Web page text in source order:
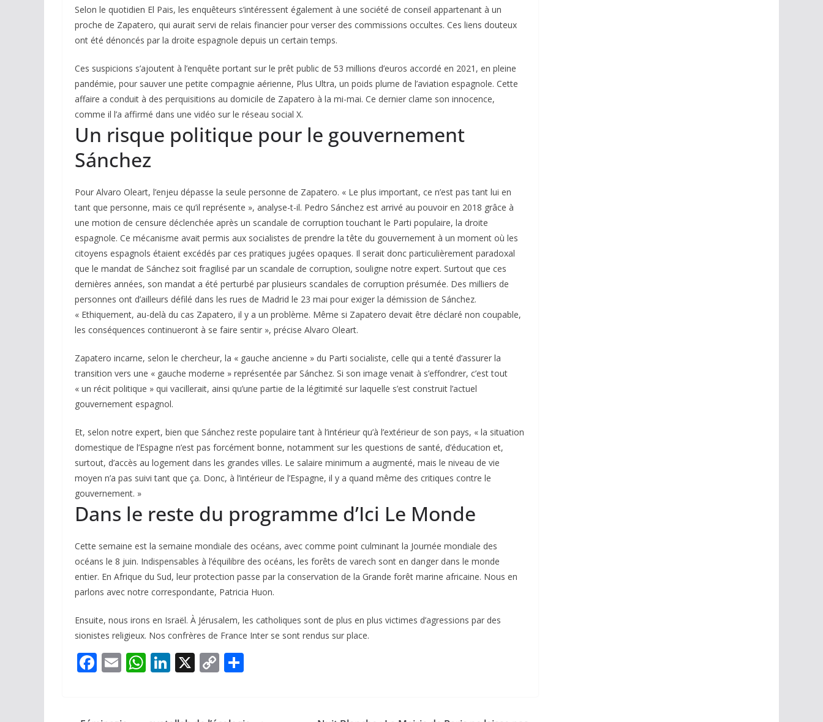
Selon le quotidien El Pais, les enquêteurs s’intéressent également à une société de conseil appartenant à un
proche de Zapatero, qui aurait servi de relais financier pour verser des commissions occultes. Ces liens douteux
ont été dénoncés par la droite espagnole depuis un certain temps.
Ces suspicions s’ajoutent à l’enquête portant sur le prêt public de 53 millions d’euros accordé en 2021, en pleine
pandémie, pour sauver une petite compagnie aérienne, Plus Ultra, un poids plume de l’aviation espagnole. Cette
affaire a conduit à des perquisitions au domicile de Zapatero à la mi-mai. Ce dernier clame son innocence,
comme il l’a affirmé dans une vidéo sur le réseau social X.
Un risque politique pour le gouvernement
Sánchez
Pour Alvaro Oleart, l’enjeu dépasse la seule personne de Zapatero. « Le plus important, ce n’est pas tant lui en
tant que personne, mais ce qu’il représente », analyse-t-il. Pedro Sánchez est arrivé au pouvoir en 2018 grâce à
une motion de censure déclenchée après un scandale de corruption touchant le Parti populaire, la droite
espagnole. Ce mécanisme avait permis aux socialistes de prendre la tête du gouvernement à un moment où les
citoyens espagnols étaient excédés par ces pratiques jugées opaques. Il serait donc particulièrement paradoxal
que le mandat de Sánchez soit fragilisé par un scandale de corruption, souligne notre expert. Surtout que ces
dernières années, son mandat a été perturbé par plusieurs scandales de corruption présumée. Des milliers de
personnes ont d’ailleurs défilé dans les rues de Madrid le 23 mai pour exiger la démission de Sánchez.
« Ethiquement, au-delà du cas Zapatero, il y a un problème. Même si Zapatero devait être déclaré non coupable,
les conséquences continueront à se faire sentir », précise Alvaro Oleart.
Zapatero incarne, selon le chercheur, la « gauche ancienne » du Parti socialiste, celle qui a tenté d’assurer la
transition vers une « gauche moderne » représentée par Sánchez. Si son image venait à s’effondrer, c’est tout
« un récit politique » qui vacillerait, ainsi qu’une partie de la légitimité sur laquelle s’est construit l’actuel
gouvernement espagnol.
Et, selon notre expert, bien que Sánchez reste populaire tant à l’intérieur qu’à l’extérieur de son pays, « la situation
domestique de l’Espagne n’est pas forcément bonne, notamment sur les questions de santé, d’éducation et,
surtout, d’accès au logement dans les grandes villes. Le salaire minimum a augmenté, mais le niveau de vie
moyen n’a pas suivi tant que ça. Donc, à l’intérieur de l’Espagne, il y a quand même des critiques contre le
gouvernement. »
Dans le reste du programme d’Ici Le Monde
Cette semaine est la semaine mondiale des océans, avec comme point culminant la Journée mondiale des
océans le 8 juin. Indispensables à l’équilibre des océans, les forêts de varech sont en danger dans le monde
entier. En Afrique du Sud, leur protection passe par la conservation de la Grande forêt marine africaine. Nous en
parlons avec notre correspondante, Patricia Huon.
Ensuite, nous irons en Israël. À Jérusalem, les catholiques sont de plus en plus victimes d’agressions par des
sionistes religieux. Nos confrères de France Inter se sont rendus sur place.
F E W Li X C